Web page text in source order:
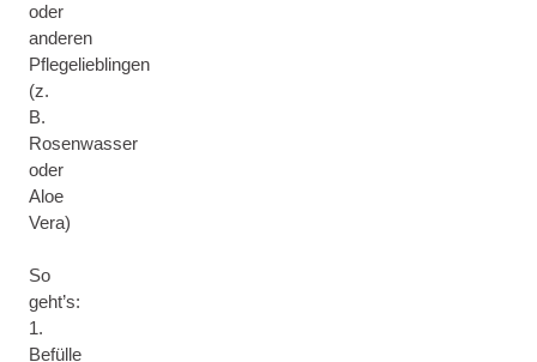
oder
anderen
Pflegelieblingen
(z.
B.
Rosenwasser
oder
Aloe
Vera)
So
geht’s:
1.
Befülle